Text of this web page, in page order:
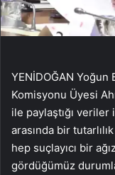
YENİDOĞAN
Komisyonu Üyesi
ile paylaştığı
arasında bir
hep suçlayıcı bir
gördüğümüz